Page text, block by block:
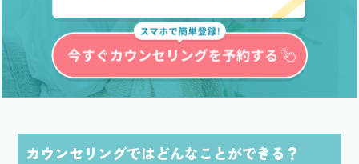
カウンセリングではどんなことができる？